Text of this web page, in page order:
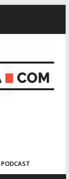
PODCAST